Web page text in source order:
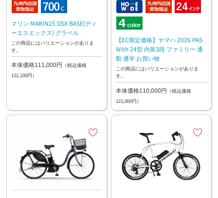
マリン MARIN25 DSX BASE(ディ
ーエスエックス) グラベル
この商品にはバリエーションがありま
す。
本体価格111,000円 （税込価格
122,100円）
【EC限定価格】ヤマハ 2026 PAS
With 24型 内装3段 ファミリー 通
勤 通学 お買い物
この商品にはバリエーションがありま
す。
本体価格110,000円 （税込価格
121,000円）